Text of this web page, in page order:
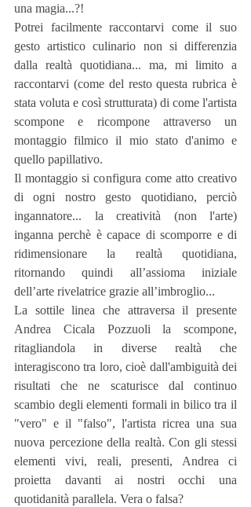
una magia...?!
Potrei facilmente raccontarvi come il suo
gesto artistico culinario non si differenzia
dalla realtà quotidiana... ma, mi limito a
raccontarvi (come del resto questa rubrica è
stata voluta e così strutturata) di come l'artista
scompone e ricompone attraverso un
montaggio filmico il mio stato d'animo e
quello papillativo.
Il montaggio si configura come atto creativo
di ogni nostro gesto quotidiano, perciò
ingannatore... la creatività (non l'arte)
inganna perchè è capace di scomporre e di
ridimensionare la realtà quotidiana,
ritornando quindi all’assioma iniziale
dell’arte rivelatrice grazie all’imbroglio...
La sottile linea che attraversa il presente
Andrea Cicala Pozzuoli la scompone,
ritagliandola in diverse realtà che
interagiscono tra loro, cioè dall'ambiguità dei
risultati che ne scaturisce dal continuo
scambio degli elementi formali in bilico tra il
"vero" e il "falso", l'artista ricrea una sua
nuova percezione della realtà. Con gli stessi
elementi vivi, reali, presenti, Andrea ci
proietta davanti ai nostri occhi una
quotidanità parallela. Vera o falsa?